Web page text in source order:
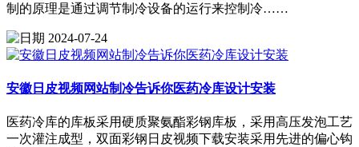
制的原理是通过调节制冷设备的运行来控制冷……
2024-07-24
安徽日皮视频网站制冷告诉你医药冷库设计安装
医药冷库的库板采用硬质聚氨酯彩钢库板，采用高压发泡工艺
一次灌注成型，双面彩钢日皮视频下载安装采用先进的偏心钩